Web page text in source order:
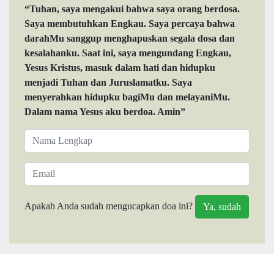
“Tuhan, saya mengakui bahwa saya orang berdosa.
Saya membutuhkan Engkau. Saya percaya bahwa
darahMu sanggup menghapuskan segala dosa dan
kesalahanku. Saat ini, saya mengundang Engkau,
Yesus Kristus, masuk dalam hati dan hidupku
menjadi Tuhan dan Juruslamatku. Saya
menyerahkan hidupku bagiMu dan melayaniMu.
Dalam nama Yesus aku berdoa. Amin”
Apakah Anda sudah mengucapkan doa ini?